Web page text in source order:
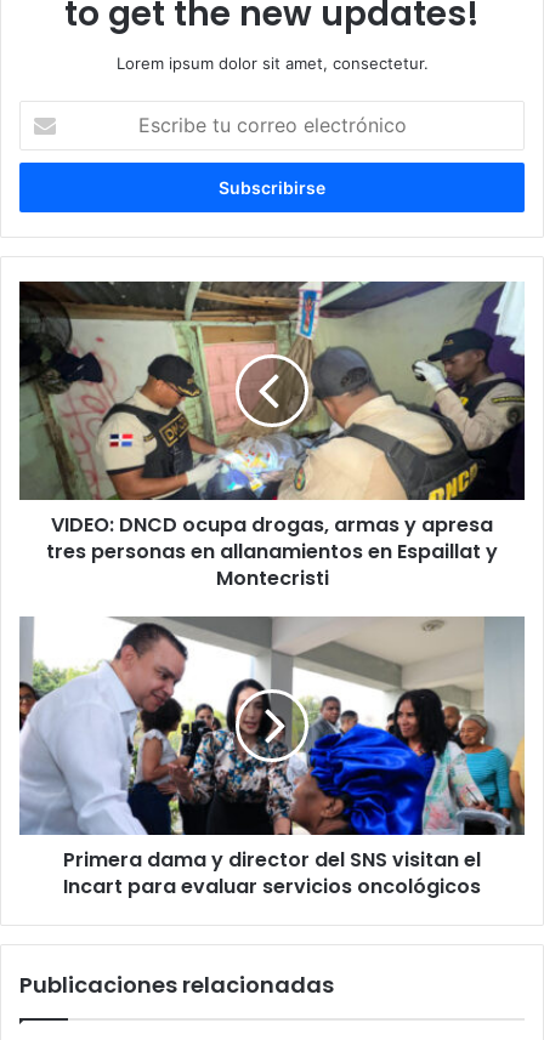
to get the new updates!
Lorem ipsum dolor sit amet, consectetur.
correo
VIDEO:
DNCD
ocupa
drogas,
armas
y
apresa
personas
allanamientos
VIDEO: DNCD ocupa drogas, armas y apresa
tres personas en allanamientos en Espaillat y
Montecristi
y
director
del
SNS
visitan
el
Incart
evaluar
Primera dama y director del SNS visitan el
Incart para evaluar servicios oncológicos
Publicaciones relacionadas